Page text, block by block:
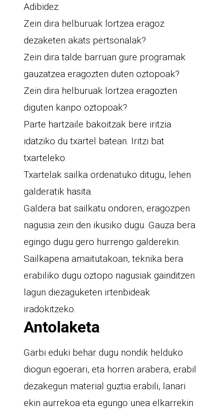
Adibidez:
Zein dira helburuak lortzea eragoz
dezaketen akats pertsonalak?
Zein dira talde barruan gure programak
gauzatzea eragozten duten oztopoak?
Zein dira helburuak lortzea eragozten
diguten kanpo oztopoak?
Parte hartzaile bakoitzak bere iritzia
idatziko du txartel batean. Iritzi bat
txarteleko.
Txartelak sailka ordenatuko ditugu, lehen
galderatik hasita.
Galdera bat sailkatu ondoren, eragozpen
nagusia zein den ikusiko dugu. Gauza bera
egingo dugu gero hurrengo galderekin.
Sailkapena amaitutakoan, teknika bera
erabiliko dugu oztopo nagusiak gainditzen
lagun diezaguketen irtenbideak
iradokitzeko.
Antolaketa
Garbi eduki behar dugu nondik helduko
diogun egoerari, eta horren arabera, erabil
dezakegun material guztia erabili, lanari
ekin aurrekoa eta egungo unea elkarrekin